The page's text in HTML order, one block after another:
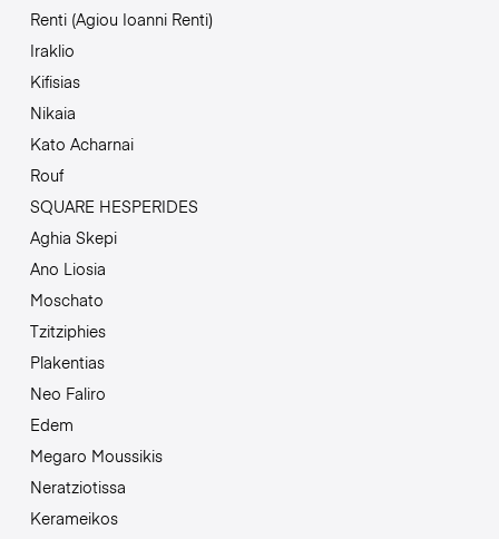
Renti (Agiou Ioanni Renti)
Iraklio
Kifisias
Nikaia
Kato Acharnai
Rouf
SQUARE HESPERIDES
Aghia Skepi
Ano Liosia
Moschato
Tzitziphies
Plakentias
Neo Faliro
Edem
Megaro Moussikis
Neratziotissa
Kerameikos